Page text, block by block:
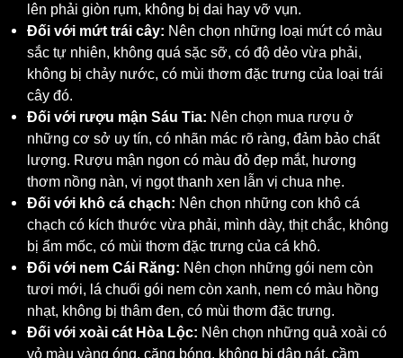
lên phải giòn rụm, không bị dai hay vỡ vụn.
Đối với mứt trái cây: Nên chọn những loại mứt có màu
sắc tự nhiên, không quá sặc sỡ, có độ dẻo vừa phải,
không bị chảy nước, có mùi thơm đặc trưng của loại trái
cây đó.
Đối với rượu mận Sáu Tia: Nên chọn mua rượu ở
những cơ sở uy tín, có nhãn mác rõ ràng, đảm bảo chất
lượng. Rượu mận ngon có màu đỏ đẹp mắt, hương
thơm nồng nàn, vị ngọt thanh xen lẫn vị chua nhẹ.
Đối với khô cá chạch: Nên chọn những con khô cá
chạch có kích thước vừa phải, mình dày, thịt chắc, không
bị ẩm mốc, có mùi thơm đặc trưng của cá khô.
Đối với nem Cái Răng: Nên chọn những gói nem còn
tươi mới, lá chuối gói nem còn xanh, nem có màu hồng
nhạt, không bị thâm đen, có mùi thơm đặc trưng.
Đối với xoài cát Hòa Lộc: Nên chọn những quả xoài có
vỏ màu vàng óng, căng bóng, không bị dập nát, cầm